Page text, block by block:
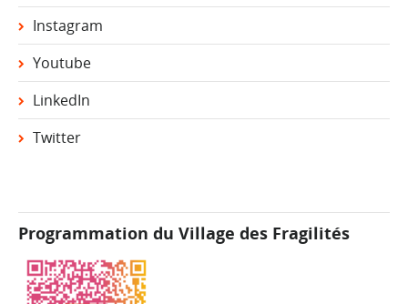
Instagram
Youtube
LinkedIn
Twitter
Programmation du Village des Fragilités